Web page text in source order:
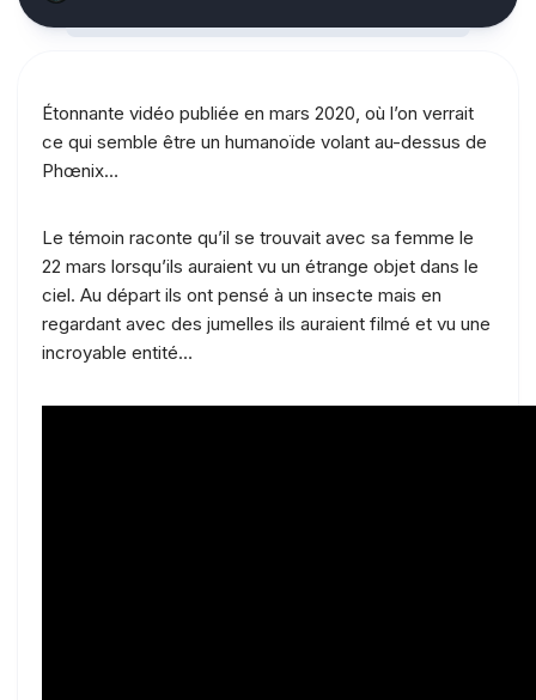
Étonnante vidéo publiée en mars 2020, où l’on verrait
ce qui semble être un humanoïde volant au-dessus de
Phœnix…
Le témoin raconte qu’il se trouvait avec sa femme le
22 mars lorsqu’ils auraient vu un étrange objet dans le
ciel. Au départ ils ont pensé à un insecte mais en
regardant avec des jumelles ils auraient filmé et vu une
incroyable entité…